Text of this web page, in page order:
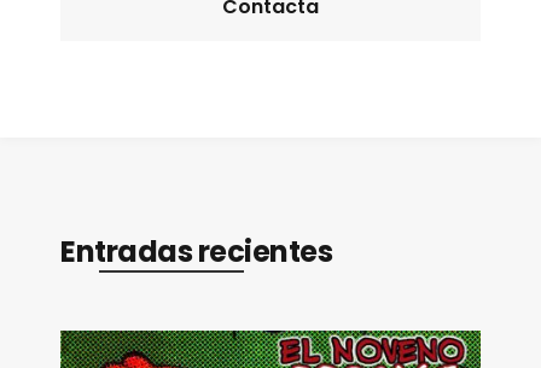
Contacta
Entradas recientes